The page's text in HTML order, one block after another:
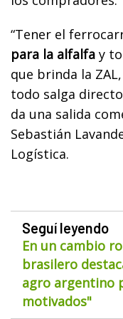
“Tener el
para la alfalfa y
que brinda la
todo salga
da una salida
Sebastián
Logística.
Seguí leyendo
En un cambio
brasilero
agro argentino
motivados"